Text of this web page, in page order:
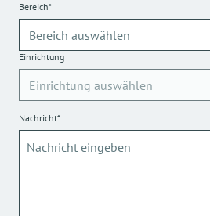
Bereich*
Einrichtung
Nachricht*